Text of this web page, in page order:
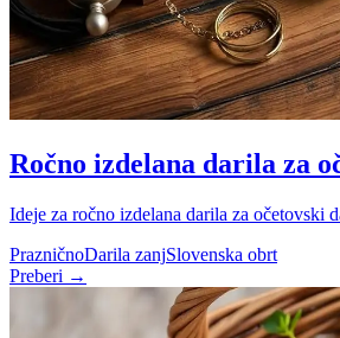
Ročno izdelana darila za
Ideje za ročno izdelana darila za očetovski
PrazničnoDarila zanjSlovenska obrt
Preberi →